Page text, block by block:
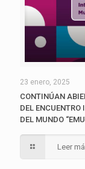
23 enero, 2025
CONTINÚAN
DEL
DEL MUNDO
Leer